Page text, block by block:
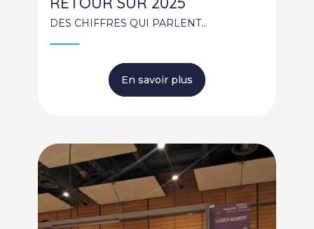
TARBES
Bretagne
Morbihan
DES CHIFFRES QUI PARLENT...
En savoir plus